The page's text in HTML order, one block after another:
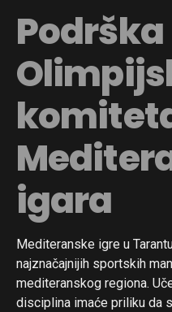
Podrška
igara
Mediteranske igre u
najznačajnijih sportskih
mediteranskog regiona.
disciplina imaće priliku da